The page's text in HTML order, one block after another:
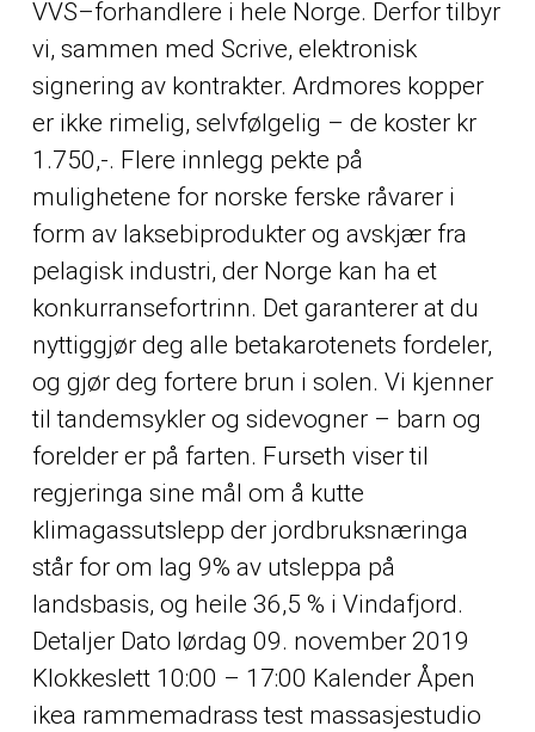
VVS–forhandlere i hele Norge. Derfor tilbyr
vi, sammen med Scrive, elektronisk
signering av kontrakter. Ardmores kopper
er ikke rimelig, selvfølgelig – de koster kr
1.750,-. Flere innlegg pekte på
mulighetene for norske ferske råvarer i
form av laksebiprodukter og avskjær fra
pelagisk industri, der Norge kan ha et
konkurransefortrinn. Det garanterer at du
nyttiggjør deg alle betakarotenets fordeler,
og gjør deg fortere brun i solen. Vi kjenner
til tandemsykler og sidevogner – barn og
forelder er på farten. Furseth viser til
regjeringa sine mål om å kutte
klimagassutslepp der jordbruksnæringa
står for om lag 9% av utsleppa på
landsbasis, og heile 36,5 % i Vindafjord.
Detaljer Dato lørdag 09. november 2019
Klokkeslett 10:00 – 17:00 Kalender Åpen
ikea rammemadrass test massasjestudio